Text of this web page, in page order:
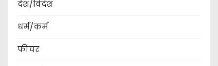
देश/विदेश
धर्म/कर्म
फीचर